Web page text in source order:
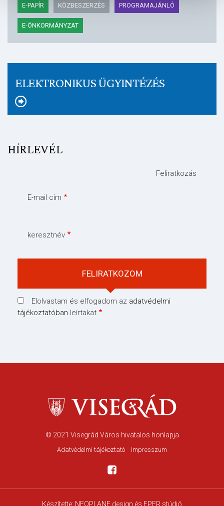
E-PAPÍR KÖZBESZERZÉS PROGRAMAJÁNLÓ
E-ÖNKORMÁNYZAT
ELEKTRONIKUS ÜGYINTÉZÉS
HÍRLEVÉL
Feliratkozás
E-mail cím
keresztnév
Elolvastam és elfogadom az adatvédelmi
tájékoztatóban leírtakat
© 2021 Visegrád Város hivatalos honlapja
Adatvédelmi tájékoztató Impresszum
Készítette: NEOPLANE design és EPER stúdió